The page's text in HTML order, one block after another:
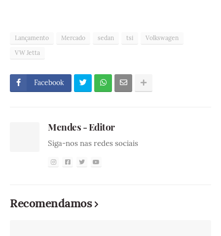
Lançamento Mercado sedan tsi
Volkswagen
VW Jetta
Facebook
Mendes - Editor
Siga-nos nas redes sociais
Recomendamos